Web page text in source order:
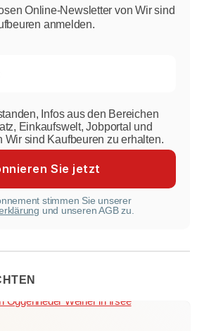
Online-Newsletter von Wir sind
anmelden.
Infos aus den Bereichen
Einkaufswelt, Jobportal und
Wir sind Kaufbeuren zu erhalten.
stimmen Sie unserer
und unseren AGB zu.